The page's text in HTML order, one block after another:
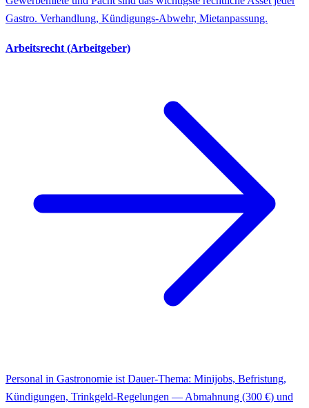
Gastro. Verhandlung, Kündigungs-Abwehr, Mietanpassung.
Arbeitsrecht (Arbeitgeber)
Personal in Gastronomie ist Dauer-Thema: Minijobs, Befristung,
Kündigungen, Trinkgeld-Regelungen — Abmahnung (300 €) und